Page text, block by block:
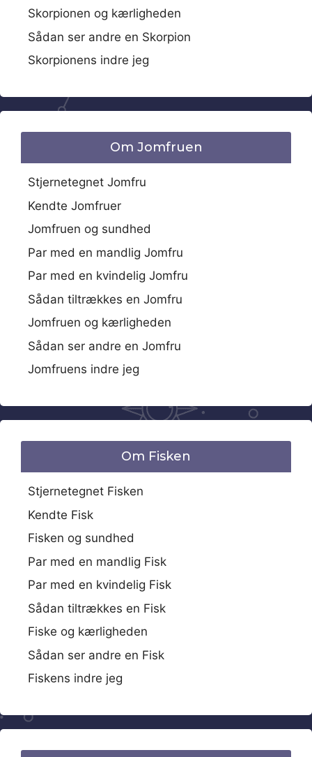
Skorpionen og kærligheden
Sådan ser andre en Skorpion
Skorpionens indre jeg
Om Jomfruen
Stjernetegnet Jomfru
Kendte Jomfruer
Jomfruen og sundhed
Par med en mandlig Jomfru
Par med en kvindelig Jomfru
Sådan tiltrækkes en Jomfru
Jomfruen og kærligheden
Sådan ser andre en Jomfru
Jomfruens indre jeg
Om Fisken
Stjernetegnet Fisken
Kendte Fisk
Fisken og sundhed
Par med en mandlig Fisk
Par med en kvindelig Fisk
Sådan tiltrækkes en Fisk
Fiske og kærligheden
Sådan ser andre en Fisk
Fiskens indre jeg